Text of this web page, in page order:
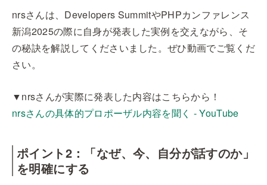
nrsさんは、Developers SummitやPHPカンファレンス
新潟2025の際に自身が発表した実例を交えながら、そ
の秘訣を解説してくださいました。ぜひ動画でご覧くだ
さい。
▼nrsさんが実際に発表した内容はこちらから！
nrsさんの具体的プロポーザル内容を聞く - YouTube
ポイント2：「なぜ、今、自分が話すのか」
を明確にする